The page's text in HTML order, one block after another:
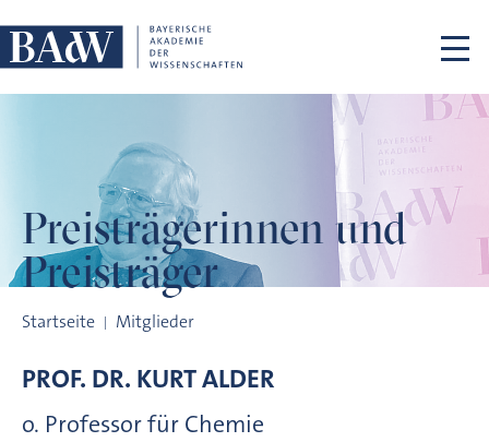
Preisträgerinnen und
Preisträger
Startseite Mitglieder
PROF. DR. KURTALDER
o. Professor für Chemie